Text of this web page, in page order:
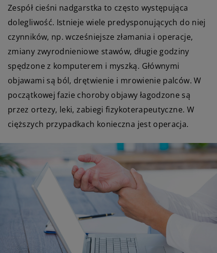
Zespół cieśni nadgarstka to często występująca
dolegliwość. Istnieje wiele predysponujących do niej
czynników, np. wcześniejsze złamania i operacje,
zmiany zwyrodnieniowe stawów, długie godziny
spędzone z komputerem i myszką. Głównymi
objawami są ból, drętwienie i mrowienie palców. W
początkowej fazie choroby objawy łagodzone są
przez ortezy, leki, zabiegi fizykoterapeutyczne. W
cięższych przypadkach konieczna jest operacja.